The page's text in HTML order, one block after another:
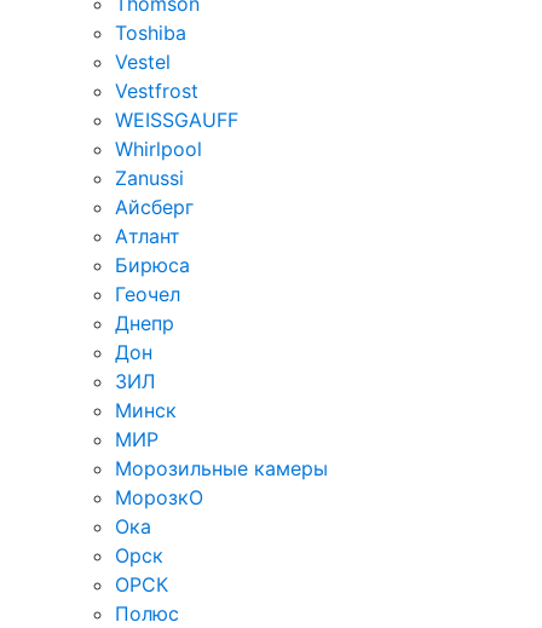
Toshiba
Vestel
Vestfrost
WEISSGAUFF
Whirlpool
Zanussi
Айсберг
Атлант
Бирюса
Геочел
Днепр
Дон
ЗИЛ
Минск
МИР
Морозильные камеры
МорозкО
Ока
Орск
ОРСК
Полюс